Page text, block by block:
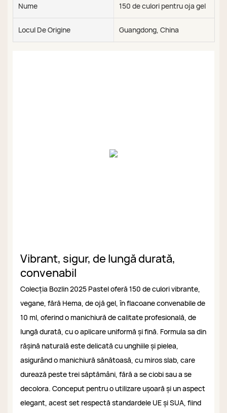
Nume 150 de culori pentru oja gel
Locul De Origine Guangdong, China
Vibrant, sigur, de lungă durată,
convenabil
Colecția Bozlin 2025 Pastel oferă 150 de culori vibrante,
vegane, fără Hema, de ojă gel, în flacoane convenabile de
10 ml, oferind o manichiură de calitate profesională, de
lungă durată, cu o aplicare uniformă și fină. Formula sa din
rășină naturală este delicată cu unghiile și pielea,
asigurând o manichiură sănătoasă, cu miros slab, care
durează peste trei săptămâni, fără a se ciobi sau a se
decolora. Conceput pentru o utilizare ușoară și un aspect
elegant, acest set respectă standardele UE și SUA, fiind